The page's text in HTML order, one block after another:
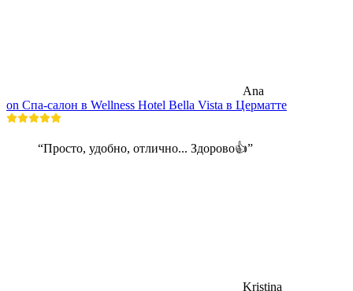
Ana
on Спа-салон в Wellness Hotel Bella Vista в Церматте
“Просто, удобно, отлично... Здорово👍”
Kristina